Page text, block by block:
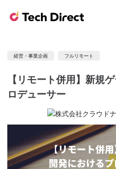
経営・事業企画 フルリモート
【リモート併用】新規
ロデューサー